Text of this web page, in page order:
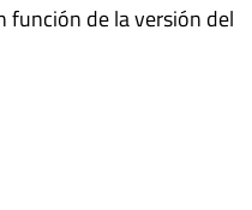
función de la versión del